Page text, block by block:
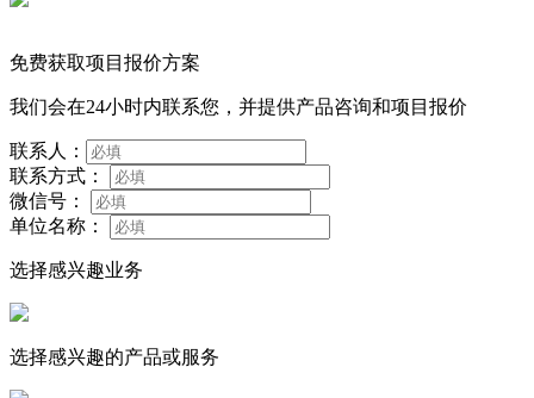
免费获取项目报价方案
我们会在24小时内联系您，并提供产品咨询和项目报价
联系人：
联系方式：
微信号：
单位名称：
选择感兴趣业务
选择感兴趣的产品或服务